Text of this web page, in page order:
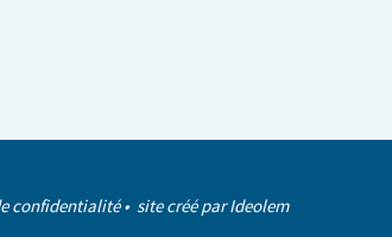
confidentialité• site créé parIdeolem